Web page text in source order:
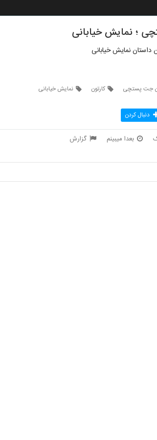
؛ نمایش خیابانی
نمایش خیابانی
جت پستچی کارتون نمایش خیابانی
دنبال کردن
بعدا میبینم گزارش